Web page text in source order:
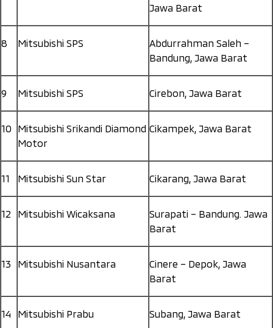
Jawa Barat
8 Mitsubishi SPS
Abdurrahman Saleh –
Bandung, Jawa Barat
9 Mitsubishi SPS Cirebon, Jawa Barat
10
Mitsubishi Srikandi Diamond
Motor
Cikampek, Jawa Barat
11 Mitsubishi Sun Star Cikarang, Jawa Barat
12 Mitsubishi Wicaksana
Surapati – Bandung. Jawa
Barat
13 Mitsubishi Nusantara
Cinere – Depok, Jawa
Barat
14 Mitsubishi Prabu Subang, Jawa Barat